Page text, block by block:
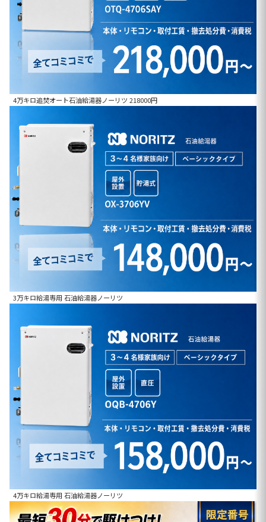
4万キロ追焚オート石油給湯器ノーリツ 218000円
3万キロ給湯専用 石油給湯器ノーリツ
4万キロ給湯専用 石油給湯器ノーリツ